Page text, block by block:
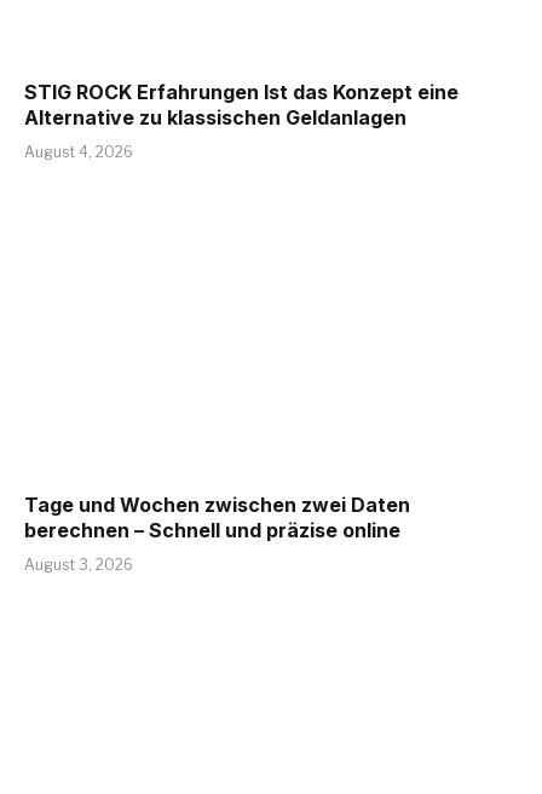
STIG ROCK Erfahrungen Ist das Konzept eine
Alternative zu klassischen Geldanlagen
August 4, 2026
Tage und Wochen zwischen zwei Daten
berechnen – Schnell und präzise online
August 3, 2026